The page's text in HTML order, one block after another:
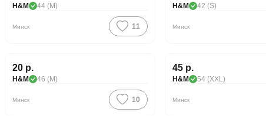
H&M 44 (M)
Минск 11
H&M 42 (S)
Минск
20 р.
H&M 46 (M)
Минск 10
45 р.
H&M 54 (XXL)
Минск